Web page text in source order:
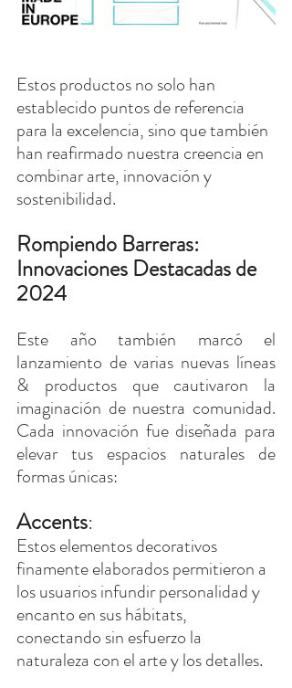
Estos productos no solo han
establecido puntos de referencia
para la excelencia, sino que también
han reafirmado nuestra creencia en
combinar arte, innovación y
sostenibilidad.
Rompiendo Barreras:
Innovaciones Destacadas de
2024
Este año también marcó el
lanzamiento de varias nuevas líneas
& productos que cautivaron la
imaginación de nuestra comunidad.
Cada innovación fue diseñada para
elevar tus espacios naturales de
formas únicas:
Accents:
Estos elementos decorativos
finamente elaborados permitieron a
los usuarios infundir personalidad y
encanto en sus hábitats,
conectando sin esfuerzo la
naturaleza con el arte y los detalles.